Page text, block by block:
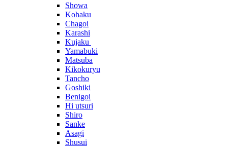
Showa
Kohaku
Chagoi
Karashi
Kujaku
Yamabuki
Matsuba
Kikokuryu
Tancho
Goshiki
Benigoi
Hi utsuri
Shiro
Sanke
Asagi
Shusui